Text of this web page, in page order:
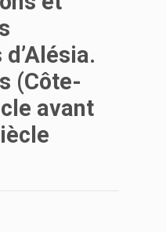
(Côte-
avant